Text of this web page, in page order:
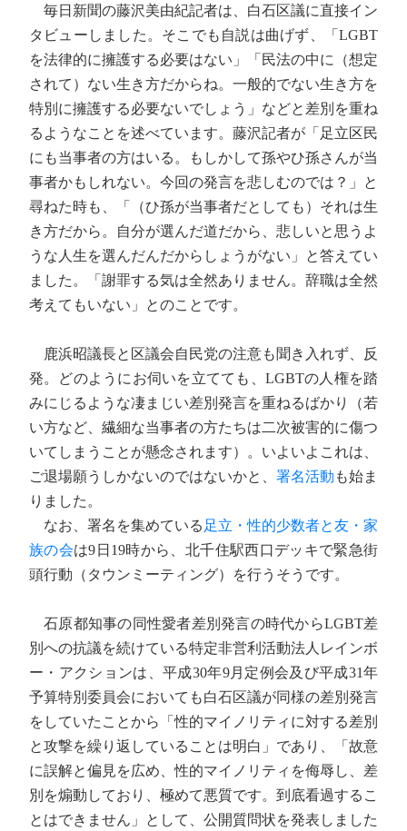
毎日新聞の藤沢美由紀記者は、白石区議に直接イン
タビューしました。そこでも自説は曲げず、「LGBT
を法律的に擁護する必要はない」「民法の中に（想定
されて）ない生き方だからね。一般的でない生き方を
特別に擁護する必要ないでしょう」などと差別を重ね
るようなことを述べています。藤沢記者が「足立区民
にも当事者の方はいる。もしかして孫やひ孫さんが当
事者かもしれない。今回の発言を悲しむのでは？」と
尋ねた時も、「（ひ孫が当事者だとしても）それは生
き方だから。自分が選んだ道だから、悲しいと思うよ
うな人生を選んだんだからしょうがない」と答えてい
ました。「謝罪する気は全然ありません。辞職は全然
考えてもいない」とのことです。
鹿浜昭議長と区議会自民党の注意も聞き入れず、反
発。どのようにお伺いを立てても、LGBTの人権を踏
みにじるような凄まじい差別発言を重ねるばかり（若
い方など、繊細な当事者の方たちは二次被害的に傷つ
いてしまうことが懸念されます）。いよいよこれは、
ご退場願うしかないのではないかと、 署名活動 も始ま
りました。
なお、署名を集めている 足立・性的少数者と友・家
族の会は9日19時から、北千住駅西口デッキで緊急街
頭行動（タウンミーティング）を行うそうです。
石原都知事の同性愛者差別発言の時代からLGBT差
別への抗議を続けている特定非営利活動法人レインボ
ー・アクションは、平成30年9月定例会及び平成31年
予算特別委員会においても白石区議が同様の差別発言
をしていたことから「性的マイノリティに対する差別
と攻撃を繰り返していることは明白」であり、「故意
に誤解と偏見を広め、性的マイノリティを侮辱し、差
別を煽動しており、極めて悪質です。到底看過するこ
とはできません」として、公開質問状を発表しました